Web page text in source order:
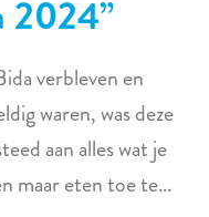
2024
verbleven en
waren, was deze
aan alles wat je
maar eten toe te